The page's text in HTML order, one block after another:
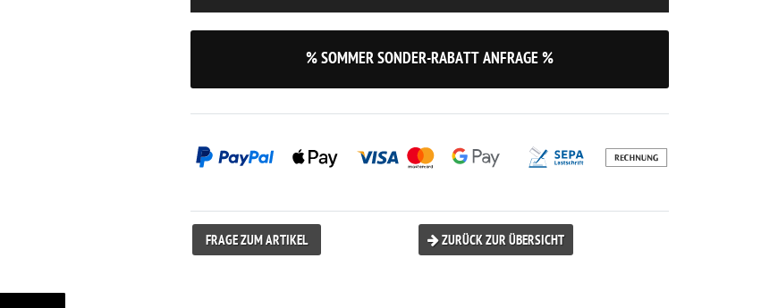
% SOMMER SONDER-RABATT ANFRAGE %
FRAGE ZUM ARTIKEL ZURÜCK ZUR ÜBERSICHT